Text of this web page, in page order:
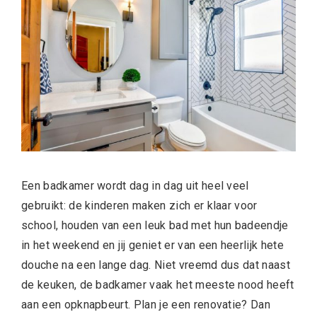
Een badkamer wordt dag in dag uit heel veel
gebruikt: de kinderen maken zich er klaar voor
school, houden van een leuk bad met hun badeendje
in het weekend en jij geniet er van een heerlijk hete
douche na een lange dag. Niet vreemd dus dat naast
de keuken, de badkamer vaak het meeste nood heeft
aan een opknapbeurt. Plan je een renovatie? Dan